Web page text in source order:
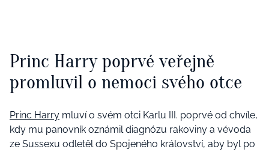
Princ Harry poprvé veřejně
promluvil o nemoci svého otce
Princ Harry mluví o svém otci Karlu III. poprvé od chvíle,
kdy mu panovník oznámil diagnózu rakoviny a vévoda
ze Sussexu odletěl do Spojeného království, aby byl po